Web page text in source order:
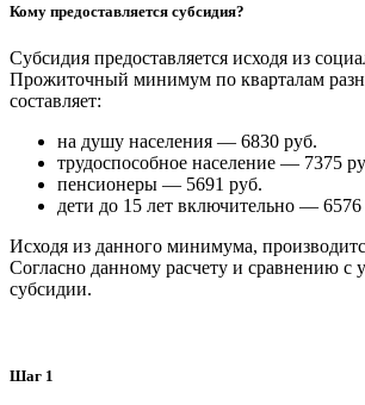
Кому предоставляется субсидия?
Субсидия предоставляется исходя из
Прожиточный минимум по кварталам
составляет:
на душу населения — 6830 руб.
трудоспособное население — 7375
пенсионеры — 5691 руб.
дети до 15 лет включительно — 6576
Исходя из данного минимума,
Согласно данному расчету и сравнению с
субсидии.
Шаг 1